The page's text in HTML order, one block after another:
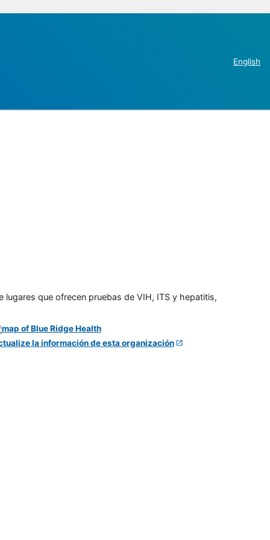
English
que ofrecen pruebas de VIH, ITS y hepatitis,
la información de esta organización